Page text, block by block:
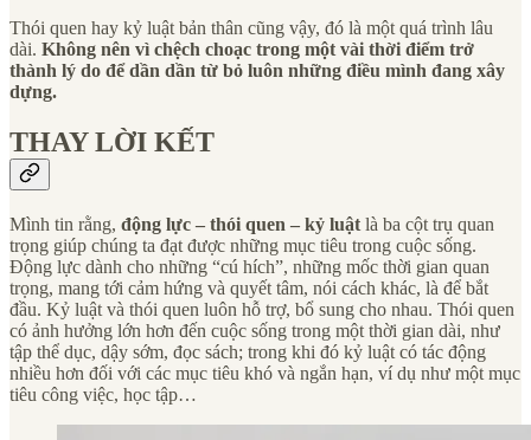
Thói quen hay kỷ luật bản thân cũng vậy, đó là một quá trình lâu
dài. Không nên vì chệch choạc trong một vài thời điểm trở
thành lý do để dần dần từ bỏ luôn những điều mình đang xây
dựng.
THAY LỜI KẾT
Mình tin rằng, động lực – thói quen – kỷ luật là ba cột trụ quan
trọng giúp chúng ta đạt được những mục tiêu trong cuộc sống.
Động lực dành cho những “cú hích”, những mốc thời gian quan
trọng, mang tới cảm hứng và quyết tâm, nói cách khác, là để bắt
đầu. Kỷ luật và thói quen luôn hỗ trợ, bổ sung cho nhau. Thói quen
có ảnh hưởng lớn hơn đến cuộc sống trong một thời gian dài, như
tập thể dục, dậy sớm, đọc sách; trong khi đó kỷ luật có tác động
nhiều hơn đối với các mục tiêu khó và ngắn hạn, ví dụ như một mục
tiêu công việc, học tập…